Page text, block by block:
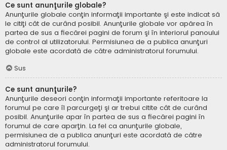
Ce sunt anunţurile globale?
Anunţurile globale conţin informaţii importante şi este indicat să
le citiţi cât de curând posibil. Anunţurile globale vor apărea în
partea de sus a fiecărei pagini de forum şi în interiorul panoului
de control al utilizatorului. Permisiunea de a publica anunţuri
globale este acordată de către administratorul forumului.
Sus
Ce sunt anunţurile?
Anunţurile deseori conţin informaţii importante referitoare la
forumul pe care îl parcurgeţi şi ar trebui citite cât de curând
posibil. Anunţurile apar în partea de sus a fiecărei pagini în
forumul de care aparţin. La fel ca anunţurile globale,
permisiunea de a publica anunţuri este acordată de către
administratorul forumului.